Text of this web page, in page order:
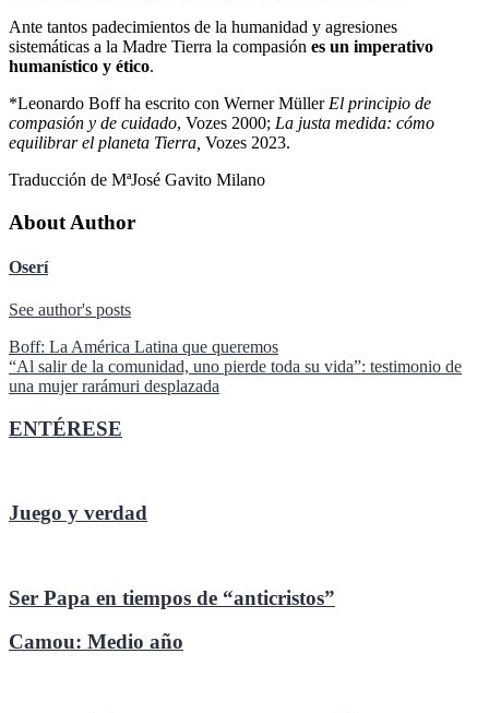
Ante tantos padecimientos de la humanidad y agresiones
sistemáticas a la Madre Tierra la compasión es un imperativo
humanístico y ético.
*Leonardo Boff ha escrito con Werner Müller El principio de
compasión y de cuidado, Vozes 2000; La justa medida: cómo
equilibrar el planeta Tierra, Vozes 2023.
Traducción de MªJosé Gavito Milano
About Author
Oserí
See author's posts
Navegación
de
Boff: La América Latina que queremos
“Al salir de la comunidad, uno pierde toda su vida”: testimonio de
una mujer rarámuri desplazada
ENTÉRESE
Juego y verdad
Ser Papa en tiempos de “anticristos”
Camou: Medio año